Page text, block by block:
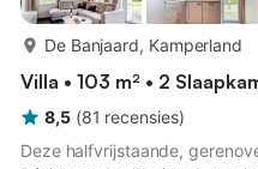
De Banjaard, Kamperland
Villa • 103 m² • 2
8,5 (81 recensies)
Deze halfvrijstaande,